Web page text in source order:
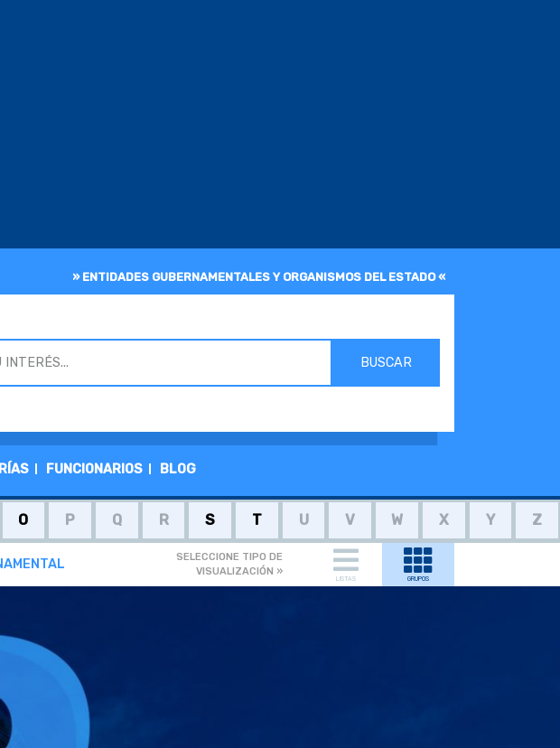
» ENTIDADES GUBERNAMENTALES Y ORGANISMOS DEL ESTADO «
BUSCAR
FUNCIONARIOS BLOG
O P Q R S T U V W X Y Z
SELECCIONE TIPO DE
VISUALIZACIÓN »
LISTAS GRUPOS